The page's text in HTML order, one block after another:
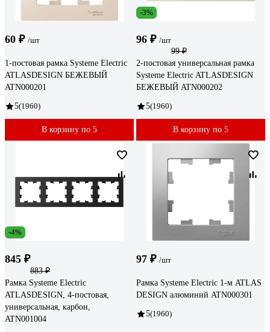
60 ₽ /шт
1-постовая рамка Systeme Electric
ATLASDESIGN БЕЖЕВЫЙ
ATN000201
5(1960)
В корзину по 5
-3%
96 ₽ /шт
99 ₽
2-постовая универсальная рамка
Systeme Electric ATLASDESIGN
БЕЖЕВЫЙ ATN000202
5(1960)
В корзину по 5
-4%
845 ₽
883 ₽
Рамка Systeme Electric
ATLASDESIGN, 4-постовая,
универсальная, карбон,
ATN001004
97 ₽ /шт
Рамка Systeme Electric 1-м ATLAS
DESIGN алюминий ATN000301
5(1960)